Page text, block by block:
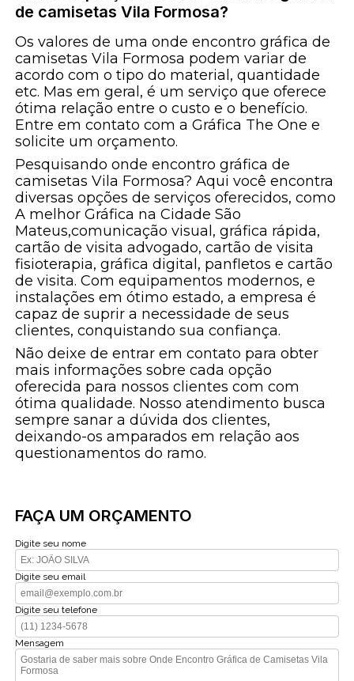
de camisetas Vila Formosa?
Os valores de uma onde encontro gráfica de
camisetas Vila Formosa podem variar de
acordo com o tipo do material, quantidade
etc. Mas em geral, é um serviço que oferece
ótima relação entre o custo e o benefício.
Entre em contato com a Gráfica The One e
solicite um orçamento.
Pesquisando onde encontro gráfica de
camisetas Vila Formosa? Aqui você encontra
diversas opções de serviços oferecidos, como
A melhor Gráfica na Cidade São
Mateus,comunicação visual, gráfica rápida,
cartão de visita advogado, cartão de visita
fisioterapia, gráfica digital, panfletos e cartão
de visita. Com equipamentos modernos, e
instalações em ótimo estado, a empresa é
capaz de suprir a necessidade de seus
clientes, conquistando sua confiança.
Não deixe de entrar em contato para obter
mais informações sobre cada opção
oferecida para nossos clientes com com
ótima qualidade. Nosso atendimento busca
sempre sanar a dúvida dos clientes,
deixando-os amparados em relação aos
questionamentos do ramo.
FAÇA UM ORÇAMENTO
Digite seu nome
Digite seu email
Digite seu telefone
Mensagem